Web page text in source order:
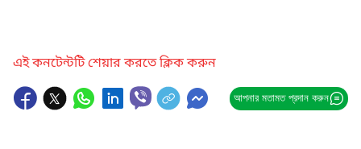
এই কনটেন্টটি শেয়ার করতে ক্লিক করুন
আপনার মতামত প্রদান করুন